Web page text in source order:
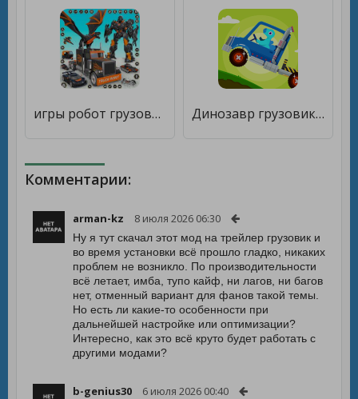
игры робот грузовик грузовик [Бесплатные покупки] Динозавр грузовик: для детей [Много монет]
Комментарии:
arman-kz 8 июля 2026 06:30
Ну я тут скачал этот мод на трейлер грузовик и
во время установки всё прошло гладко, никаких
проблем не возникло. По производительности
всё летает, имба, тупо кайф, ни лагов, ни багов
нет, отменный вариант для фанов такой темы.
Но есть ли какие-то особенности при
дальнейшей настройке или оптимизации?
Интересно, как это всё круто будет работать с
другими модами?
b-genius30 6 июля 2026 00:40